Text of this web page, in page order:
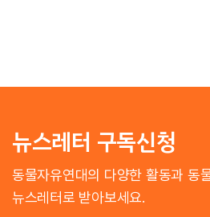
뉴스레터 구독신청
동물자유연대의 다양한 활동과 동
뉴스레터로 받아보세요.